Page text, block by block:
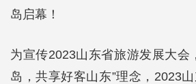
岛启幕！
为宣传2023山东省旅游发展大会
岛，共享好客山东”理念，2023